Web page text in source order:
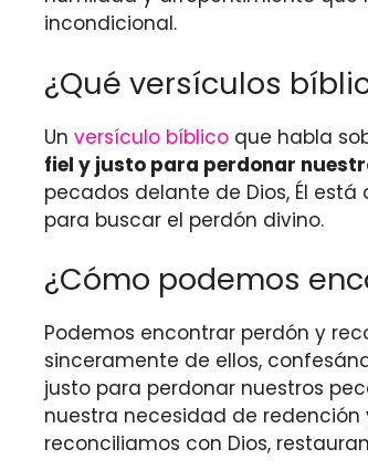
incondicional.
¿Qué versículos
Un versículo bíblico que habla
fiel y justo para perdonar
pecados delante de Dios, Él
para buscar el perdón divino.
¿Cómo podemos
Podemos encontrar perdón y
sinceramente de ellos,
justo para perdonar nuestros
nuestra necesidad de
reconciliamos con Dios,